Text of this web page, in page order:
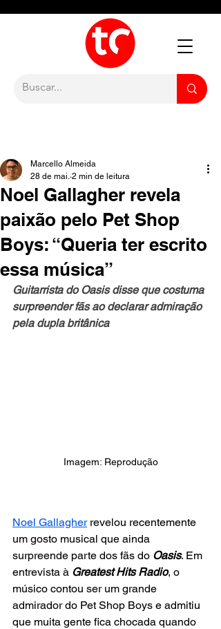
Noel Gallagher revela
paixão pelo Pet Shop
Boys: “Queria ter escrito
essa música”
Marcello Almeida
28 de mai. 2 min de leitura
Guitarrista do Oasis disse que costuma
surpreender fãs ao declarar admiração
pela dupla britânica
Imagem: Reprodução
Noel Gallagher revelou recentemente
um gosto musical que ainda
surpreende parte dos fãs do Oasis. Em
entrevista à Greatest Hits Radio, o
músico contou ser um grande
admirador do Pet Shop Boys e admitiu
que muita gente fica chocada quando